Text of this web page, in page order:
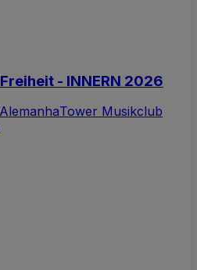
- INNERN 2026
Tower Musikclub